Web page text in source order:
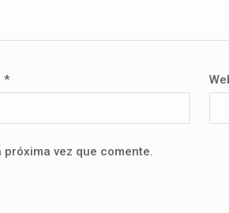
*
vez que comente.